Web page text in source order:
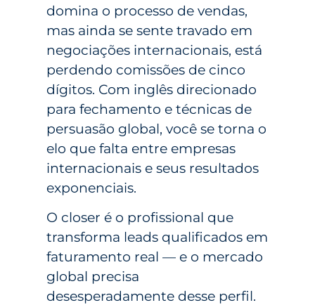
domina o processo de vendas,
mas ainda se sente travado em
negociações internacionais, está
perdendo comissões de cinco
dígitos. Com inglês direcionado
para fechamento e técnicas de
persuasão global, você se torna o
elo que falta entre empresas
internacionais e seus resultados
exponenciais.
O closer é o profissional que
transforma leads qualificados em
faturamento real — e o mercado
global precisa
desesperadamente desse perfil.